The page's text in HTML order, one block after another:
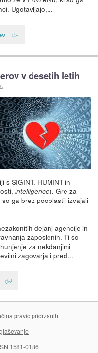
Ugotavljajo,...
v desetih letih
s SIGINT, HUMINT in
intelligence). Gre za
ga brez pooblastil izvajali
dejanj agencije in
zaposlenih. Ti so
za nekdanjimi
zagovarjati pred...
pravic pridržanih
1581-0186